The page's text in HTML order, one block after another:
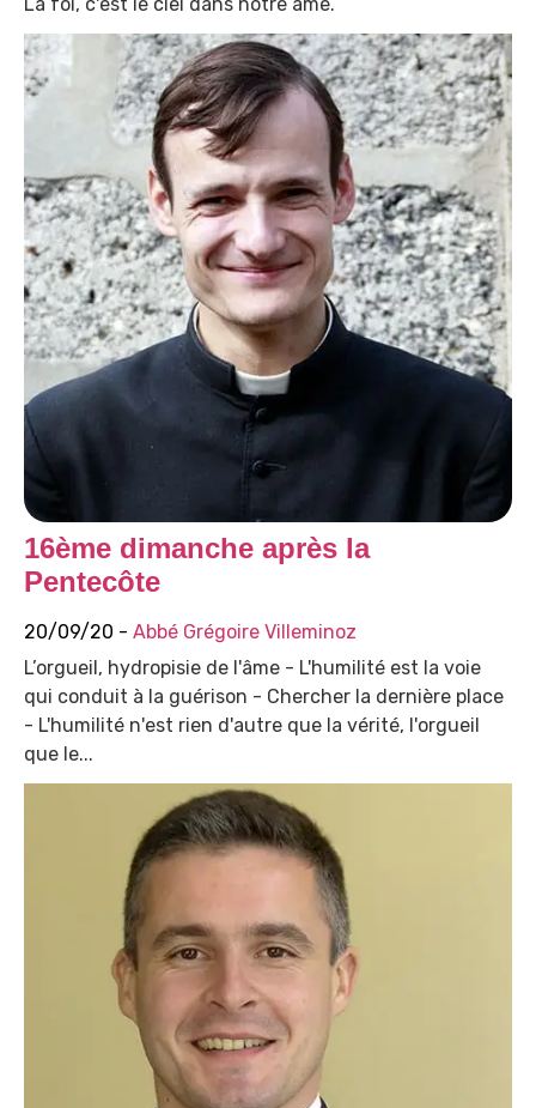
16ème dimanche après la
Pentecôte
20/09/20 - Abbé Grégoire Villeminoz
L’orgueil, hydropisie de l'âme - L'humilité est la voie
qui conduit à la guérison - Chercher la dernière place
- L'humilité n'est rien d'autre que la vérité, l'orgueil
que le...